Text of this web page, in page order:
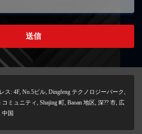
送信
ス: 4F, No.5ビル, Dingfeng テクノロジーパーク,
コミュニティ, Shajing 町, Baoan 地区, 深?? 市, 広
中国